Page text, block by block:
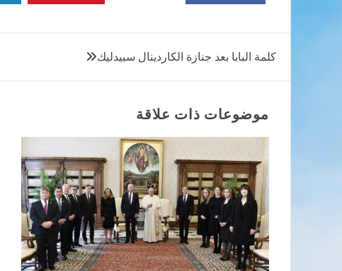
تصفّح
المقالات
كلمة البابا بعد جنازة الكاردينال سبيدليك
موضوعات ذات علاقة